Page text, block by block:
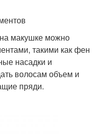
макушке можно
такими как фен
насадки и
волосам объем и
пряди.